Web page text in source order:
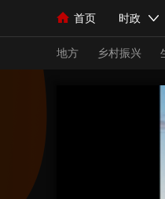
首页 时政
人民领袖习近平 联
直播 栏目
海外频道 iPanda
地方 乡村振兴